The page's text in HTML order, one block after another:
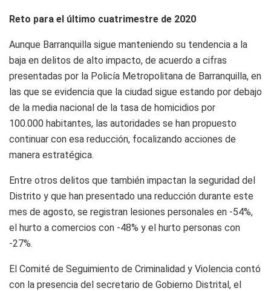
Reto para el último cuatrimestre de 2020
Aunque Barranquilla sigue manteniendo su tendencia a la
baja en delitos de alto impacto, de acuerdo a cifras
presentadas por la Policía Metropolitana de Barranquilla, en
las que se evidencia que la ciudad sigue estando por debajo
de la media nacional de la tasa de homicidios por
100.000 habitantes, las autoridades se han propuesto
continuar con esa reducción, focalizando acciones de
manera estratégica.
Entre otros delitos que también impactan la seguridad del
Distrito y que han presentado una reducción durante este
mes de agosto, se registran lesiones personales en -54%,
el hurto a comercios con -48% y el hurto personas con
-27%.
El Comité de Seguimiento de Criminalidad y Violencia contó
con la presencia del secretario de Gobierno Distrital, el